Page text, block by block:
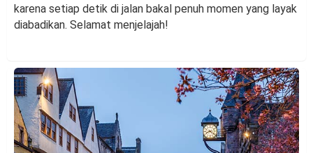
karena setiap detik di jalan bakal penuh momen yang layak
diabadikan. Selamat menjelajah!